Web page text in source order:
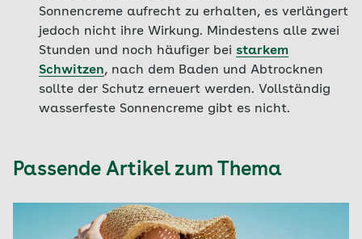
Sonnencreme aufrecht zu erhalten, es verlängert
jedoch nicht ihre Wirkung. Mindestens alle zwei
Stunden und noch häufiger bei starkem
Schwitzen, nach dem Baden und Abtrocknen
sollte der Schutz erneuert werden. Vollständig
wasserfeste Sonnencreme gibt es nicht.
Passende Artikel zum Thema